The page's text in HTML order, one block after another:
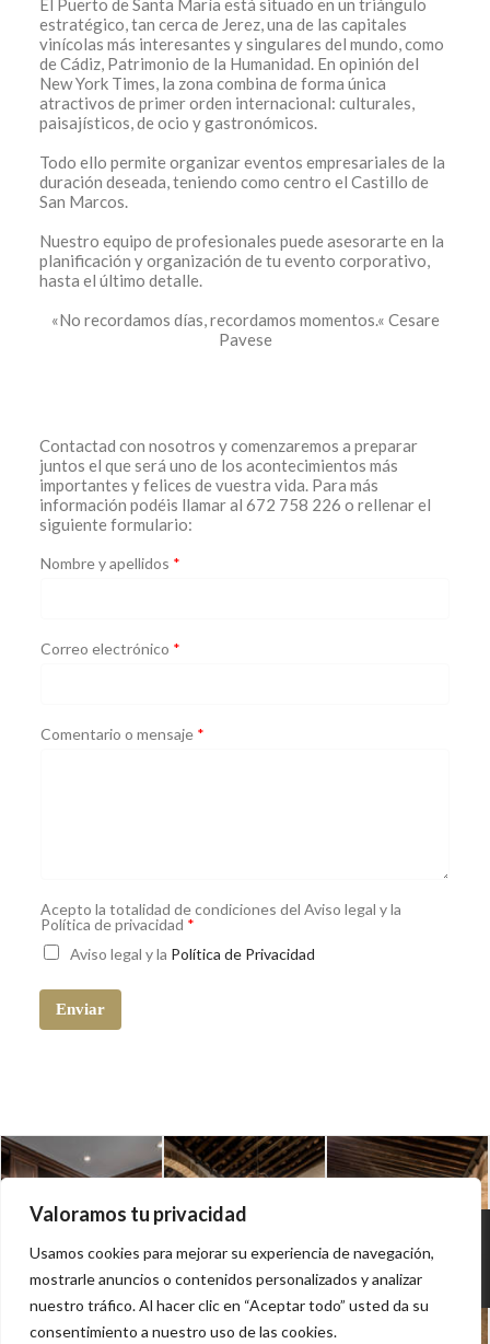
Valoramos tu privacidad
Usamos cookies para mejorar su experiencia de navegación,
mostrarle anuncios o contenidos personalizados y analizar
nuestro tráfico. Al hacer clic en “Aceptar todo” usted da su
consentimiento a nuestro uso de las cookies.
El Puerto de Santa María está situado en un triángulo
estratégico, tan cerca de Jerez, una de las capitales
vinícolas más interesantes y singulares del mundo, como
de Cádiz, Patrimonio de la Humanidad. En opinión del
New York Times, la zona combina de forma única
atractivos de primer orden internacional: culturales,
paisajísticos, de ocio y gastronómicos.
Todo ello permite organizar eventos empresariales de la
duración deseada, teniendo como centro el Castillo de
San Marcos.
Nuestro equipo de profesionales puede asesorarte en la
planificación y organización de tu evento corporativo,
hasta el último detalle.
«No recordamos días, recordamos momentos.« Cesare
Pavese
Contactad con nosotros y comenzaremos a preparar
juntos el que será uno de los acontecimientos más
importantes y felices de vuestra vida. Para más
información podéis llamar al 672 758 226 o rellenar el
siguiente formulario:
Nombre y apellidos *
Correo electrónico *
Comentario o mensaje *
Acepto la totalidad de condiciones del Aviso legal y la
Política de privacidad *
Aviso legal y la Política de Privacidad
Enviar